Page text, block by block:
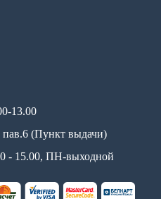
13.00
пав.6 (Пункт выдачи)
- 15.00, ПН-выходной